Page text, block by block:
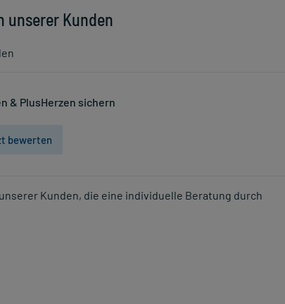
unserer Kunden
& PlusHerzen sichern
bewerten
Kunden, die eine individuelle Beratung durch